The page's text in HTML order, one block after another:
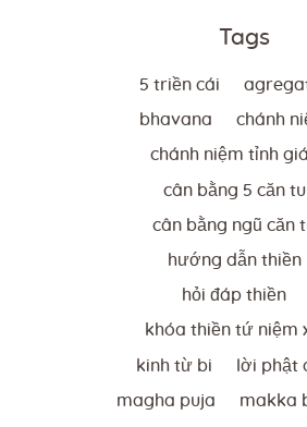
Tags
5 triền cái
bhavana chánh
chánh niệm tỉnh
cân bằng 5 căn tu
cân bằng ngũ căn
hướng dẫn thiền
hỏi đáp thiền
khóa thiền tứ niệm
kinh từ bi lời phật
magha puja makka